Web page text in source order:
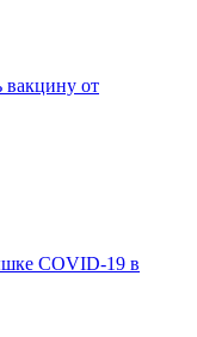
вакцину от
COVID-19 в